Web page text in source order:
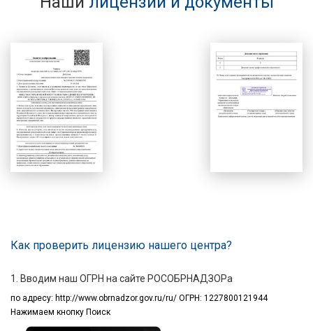
Как проверить лицензию нашего центра?
1. Вводим наш ОГРН на сайте РОСОБРНАДЗОРа
по адресу: http://www.obrnadzor.gov.ru/ru/ ОГРН: 1227800121944
Нажимаем кнопку Поиск